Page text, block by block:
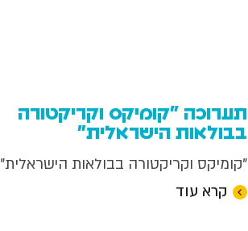
תערוכה "קומיקס וקריקטורה
בבולאות הישראלית"
"קומיקס וקריקטורה בבולאות הישראלית"
קרא עוד